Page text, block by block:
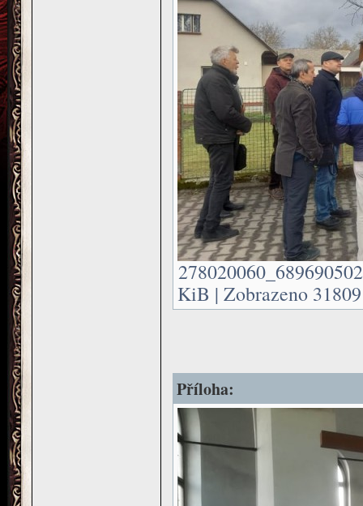
KiB | Zobrazeno
Příloha: